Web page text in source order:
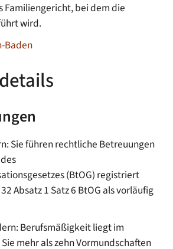
Familiengericht, bei dem die
wird.
Baden
Sie führen rechtliche Betreuungen
(BtOG) registriert
Absatz 1 Satz 6 BtOG als vorläufig
Berufsmäßigkeit liegt im
mehr als zehn Vormundschaften